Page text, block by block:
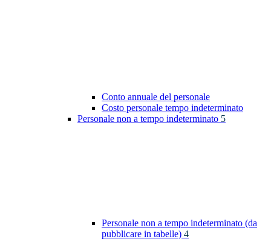
Conto annuale del personale
Costo personale tempo indeterminato
Personale non a tempo indeterminato 5
Personale non a tempo indeterminato (da
pubblicare in tabelle) 4